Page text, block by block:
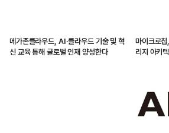
메가존클라우드, AI·클라우드 기술 및 혁
신 교육 통해 글로벌 인재 양성한다
마이크로
리지 아키